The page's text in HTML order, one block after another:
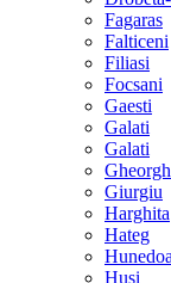
Fagaras
Falticeni
Filiasi
Focsani
Gaesti
Galati
Galati
Giurgiu
Harghita
Hateg
Husi